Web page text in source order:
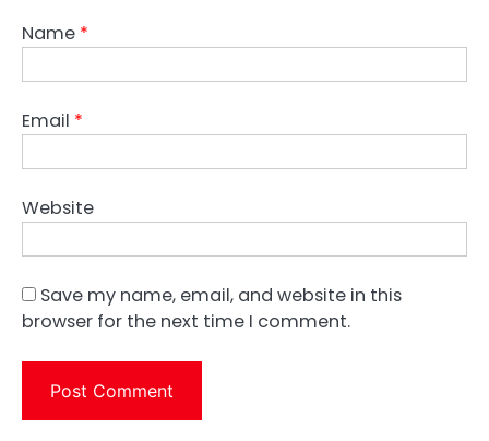
Name *
Email *
Website
Save my name, email, and website in this
browser for the next time I comment.